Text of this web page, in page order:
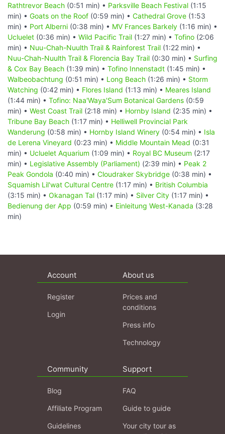
Rathtrevor Beach (0:51 min) • Parksville Beach Festival (1:15
min) • Goats on the Roof (0:59 min) • Cathedral Grove (1:53
min) • Port Alberni (0:38 min) • MV Frances Barkely (1:16 min) •
Ucluelet (0:36 min) • Wild Pacific Trail (1:27 min) • Tofino (2:06
min) • Nuu-Chah-Nuulth Trail & Rainforest Trail (1:22 min) •
Nuu-Chah-Nuulth Trail & Florencia Bay Trail (0:30 min) • Surfing
& Cox Bay Beach (1:39 min) • Tofino Innenstadt (1:45 min) •
Walbeobachtung (0:51 min) • Long Beach (1:26 min) • Storm
Watching (0:42 min) • Flores Island (1:13 min) • Meares Island
(1:44 min) • Tofino: Naa'Waya'Sum Botanical Gardens (0:59
min) • West Coast Trail (2:18 min) • Hornby Island (2:35 min) •
Tribune Bay Beach (1:17 min) • Helliwell Provincial Park
Wanderung (0:58 min) • Hornby Island Winery (0:54 min) • Isla
de Lerena Vineyard (0:23 min) • Middle Mountain Mead (0:31
min) • Ucluelet Aquarium (1:09 min) • Royal BC Museum (2:17
min) • Legislative Assembly (Parliament) (2:39 min) • Peak 2
Peak Gondola (0:40 min) • Cloudraker Skybridge (0:38 min) •
Squamish Lil'wat Cultural Centre (1:17 min) • British Columbia
(3:15 min) • Okanagan Tal (1:17 min) • Silver City (1:17 min) •
Bedienung der App (0:59 min) • Einleitung West-Kanada (3:28
min)
Account
Register
Login
About us
Prices and
conditions
Press info
Technology
Community
Blog
Affiliate Program
Guidelines
Support
FAQ
Guide to guide
Your city tour as